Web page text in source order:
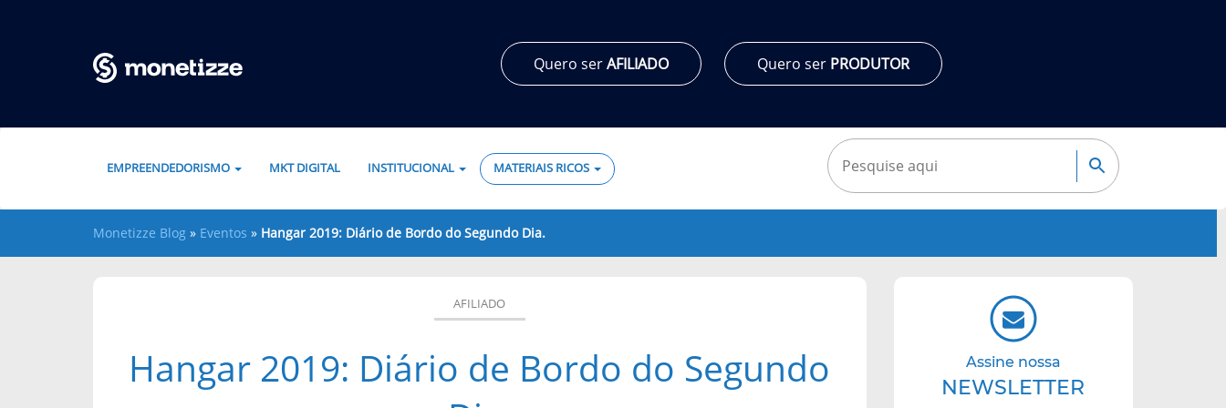
Quero serAFILIADO Quero ser PRODUTOR
EMPREENDEDORISMO MKT DIGITAL INSTITUCIONAL MATERIAIS RICOS
Pesquisar:
Pesquisa
Monetizze Blog » Eventos » Hangar 2019: Diário de Bordo do Segundo Dia.
AFILIADO
Hangar 2019: Diário de Bordo do Segundo
Navegação
complementar
Assine nossa
NEWSLETTER